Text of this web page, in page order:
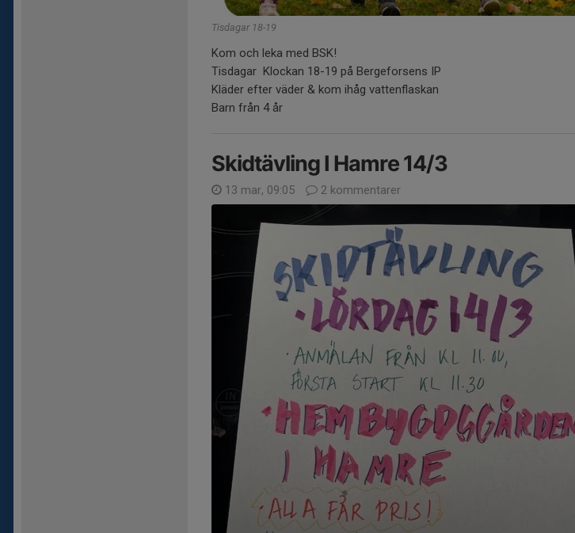
Tisdagar 18-19
Kom och leka med BSK!
Tisdagar Klockan 18-19 på Bergeforsens IP
Kläder efter väder & kom ihåg vattenflaskan
Barn från 4 år
Skidtävling I Hamre 14/3
13 mar, 09:05 2 kommentarer